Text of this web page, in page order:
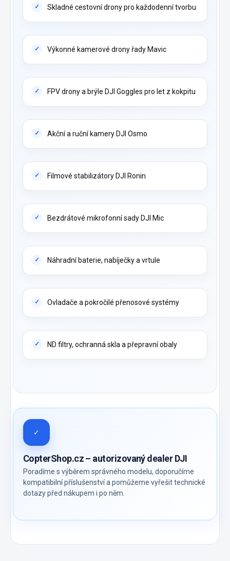
Skladné cestovní drony pro každodenní tvorbu
Výkonné kamerové drony řady Mavic
FPV drony a brýle DJI Goggles pro let z kokpitu
Akční a ruční kamery DJI Osmo
Filmové stabilizátory DJI Ronin
Bezdrátové mikrofonní sady DJI Mic
Náhradní baterie, nabíječky a vrtule
Ovladače a pokročilé přenosové systémy
ND filtry, ochranná skla a přepravní obaly
✓
CopterShop.cz – autorizovaný dealer DJI
Poradíme s výběrem správného modelu, doporučíme
kompatibilní příslušenství a pomůžeme vyřešit technické
dotazy před nákupem i po něm.